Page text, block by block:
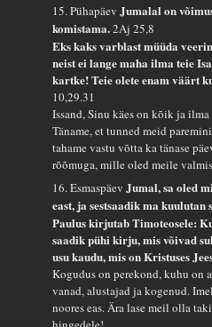
15. PühapäevJumalal on
komistama.2Aj 25,8
Eks kaks varblast müüda
neist ei lange maha ilma teie
kartke! Teie olete enam väärt
10,29.31
Issand, Sinu käes on kõik ja
Täname, et tunned meid
tahame vastu võtta ka tänase
rõõmuga, mille oled meile
16. EsmaspäevJumal, sa oled
east, ja sestsaadik ma
Paulus kirjutab Timoteosele:
saadik pühi kirju, mis võivad
usu kaudu, mis on Kristuses
Kogudus on perekond, kuhu on
vanad, alustajad ja kogenud.
noores eas. Ära lase meil olla